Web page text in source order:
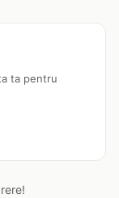
ta pentru